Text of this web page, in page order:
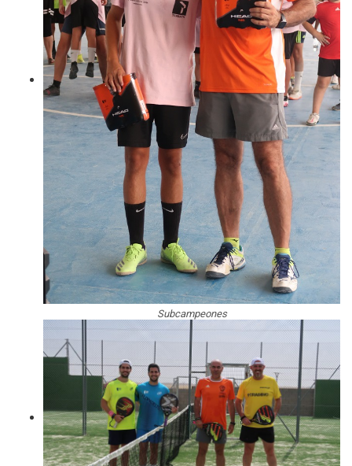
Subcampeones